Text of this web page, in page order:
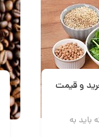
و قیمت
باید به